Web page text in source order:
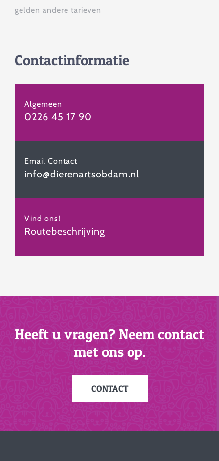
gelden andere tarieven
Contactinformatie
Algemeen
0226 45 17 90
Email Contact
info@dierenartsobdam.nl
Vind ons!
Routebeschrijving
Heeft u vragen? Neem contact
met ons op.
CONTACT